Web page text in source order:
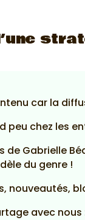
car la
peu chez les
de Gabrielle
du genre !
nouveautés,
avec